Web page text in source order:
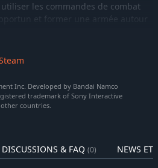
les commandes de combat
Facile à comprendre, le
!
plus puissants en rassemblant
et les mini-jeux. Le jeu inclut
à votre guise et créez un escadron
Inc. Developed by Bandai Namco
trademark of Sony Interactive
countries.
DISCUSSIONS & FAQ (0) NEWS ET